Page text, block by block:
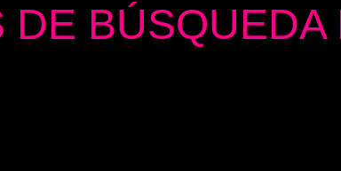
DE